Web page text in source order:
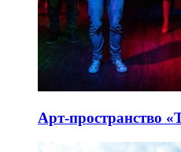
Арт-пространство